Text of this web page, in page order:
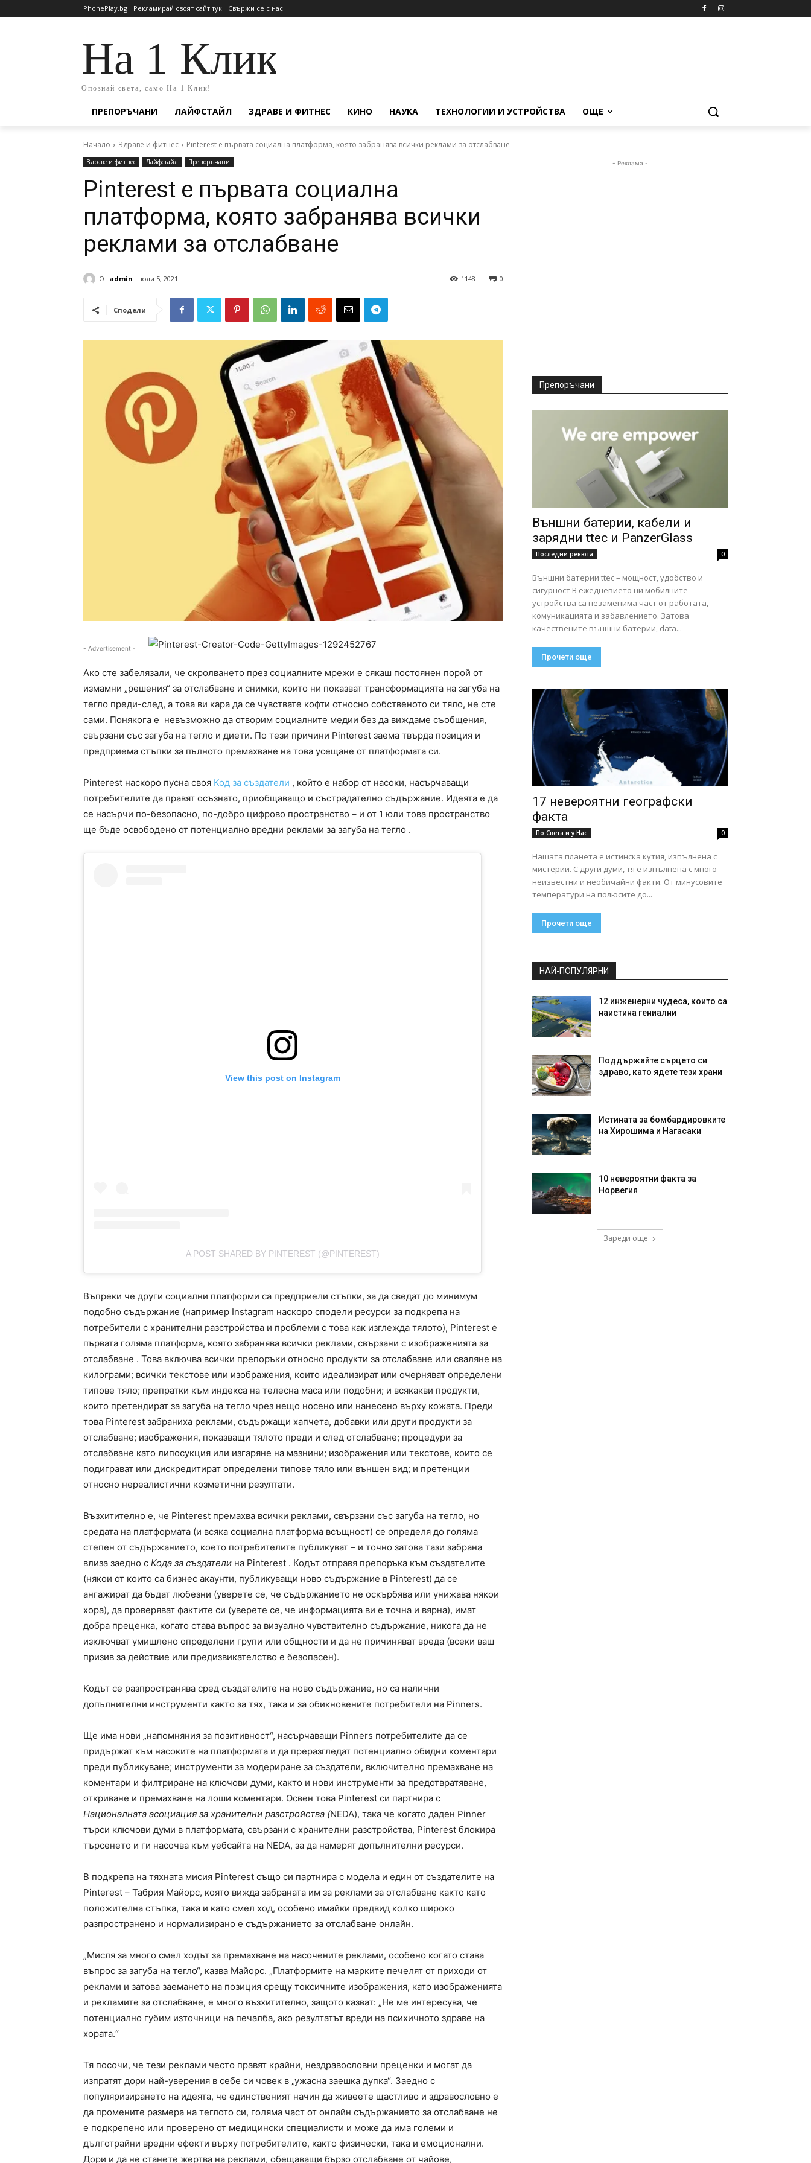
PhonePlay.bg Рекламирай своят сайт тук Свържи се с нас
На 1 Клик
Опознай света, само На 1 Клик!
ПРЕПОРЪЧАНИ ЛАЙФСТАЙЛ ЗДРАВЕ И ФИТНЕС КИНО НАУКА ТЕХНОЛОГИИ И УСТРОЙСТВА ОЩЕ
Начало Здраве и фитнес Pinterest е първата социална платформа, която забранява всички реклами за отслабване
Здраве и фитнес Лайфстайл Препоръчани
Pinterest е първата социална
платформа, която забранява всички
реклами за отслабване
От admin юли 5, 2021 0
1148
Сподели
- Advertisement -
Ако сте забелязали, че скролването през социалните мрежи е сякаш постоянен порой от
измамни „решения“ за отслабване и снимки, които ни показват трансформацията на загуба на
тегло преди-след, а това ви кара да се чувствате кофти относно собственото си тяло, не сте
сами. Понякога е невъзможно да отворим социалните медии без да виждаме съобщения,
свързани със загуба на тегло и диети. По тези причини Pinterest заема твърда позиция и
предприема стъпки за пълното премахване на това усещане от платформата си.
Pinterest наскоро пусна своя Код за създатели , който е набор от насоки, насърчаващи
потребителите да правят осъзнато, приобщаващо и състрадателно съдържание. Идеята е да
се насърчи по-безопасно, по-добро цифрово пространство – и от 1 юли това пространство
ще бъде освободено от потенциално вредни реклами за загуба на тегло .
View this post on Instagram
A POST SHARED BY PINTEREST (@PINTEREST)
Въпреки че други социални платформи са предприели стъпки, за да сведат до минимум
подобно съдържание (например Instagram наскоро сподели ресурси за подкрепа на
потребители с хранителни разстройства и проблеми с това как изглежда тялото), Pinterest е
първата голяма платформа, която забранява всички реклами, свързани с изображенията за
отслабване . Това включва всички препоръки относно продукти за отслабване или сваляне на
килограми; всички текстове или изображения, които идеализират или очерняват определени
типове тяло; препратки към индекса на телесна маса или подобни; и всякакви продукти,
които претендират за загуба на тегло чрез нещо носено или нанесено върху кожата. Преди
това Pinterest забраниха реклами, съдържащи хапчета, добавки или други продукти за
отслабване; изображения, показващи тялото преди и след отслабване; процедури за
отслабване като липосукция или изгаряне на мазнини; изображения или текстове, които се
подиграват или дискредитират определени типове тяло или външен вид; и претенции
относно нереалистични козметични резултати.
Възхитително е, че Pinterest премахва всички реклами, свързани със загуба на тегло, но
средата на платформата (и всяка социална платформа всъщност) се определя до голяма
степен от съдържанието, което потребителите публикуват – и точно затова тази забрана
влиза заедно с Кода за създатели на Pinterest . Кодът отправя препоръка към създателите
(някои от които са бизнес акаунти, публикуващи ново съдържание в Pinterest) да се
ангажират да бъдат любезни (уверете се, че съдържанието не оскърбява или унижава някои
хора), да проверяват фактите си (уверете се, че информацията ви е точна и вярна), имат
добра преценка, когато става въпрос за визуално чувствително съдържание, никога да не
изключват умишлено определени групи или общности и да не причиняват вреда (всеки ваш
призив за действие или предизвикателство е безопасен).
Кодът се разпространява сред създателите на ново съдържание, но са налични
допълнителни инструменти както за тях, така и за обикновените потребители на Pinners.
Ще има нови „напомняния за позитивност“, насърчаващи Pinners потребителите да се
придържат към насоките на платформата и да преразгледат потенциално обидни коментари
преди публикуване; инструменти за модериране за създатели, включително премахване на
коментари и филтриране на ключови думи, както и нови инструменти за предотвратяване,
откриване и премахване на лоши коментари. Освен това Pinterest си партнира с
Националната асоциация за хранителни разстройства (NEDA), така че когато даден Pinner
търси ключови думи в платформата, свързани с хранителни разстройства, Pinterest блокира
търсенето и ги насочва към уебсайта на NEDA, за да намерят допълнителни ресурси.
В подкрепа на тяхната мисия Pinterest също си партнира с модела и един от създателите на
Pinterest – Табрия Майорс, която вижда забраната им за реклами за отслабване както като
положителна стъпка, така и като смел ход, особено имайки предвид колко широко
разпространено и нормализирано е съдържанието за отслабване онлайн.
„Мисля за много смел ходът за премахване на насочените реклами, особено когато става
въпрос за загуба на тегло“, казва Майорс. „Платформите на марките печелят от приходи от
реклами и затова заемането на позиция срещу токсичните изображения, като изображенията
и рекламите за отслабване, е много възхитително, защото казват: „Не ме интересува, че
потенциално губим източници на печалба, ако резултатът вреди на психичното здраве на
хората.“
Тя посочи, че тези реклами често правят крайни, нездравословни преценки и могат да
изпратят дори най-уверения в себе си човек в „ужасна заешка дупка“. Заедно с
популяризирането на идеята, че единственият начин да живеете щастливо и здравословно е
да промените размера на теглото си, голяма част от онлайн съдържанието за отслабване не
е подкрепено или проверено от медицински специалисти и може да има големи и
дълготрайни вредни ефекти върху потребителите, както физически, така и емоционални.
Дори и да не станете жертва на реклами, обещаващи бързо отслабване от чайове,
- Реклама -
Препоръчани
Външни батерии, кабели и
зарядни ttec и PanzerGlass
Последни ревюта 0
Външни батерии ttec – мощност, удобство и
сигурност В ежедневието ни мобилните
устройства са незаменима част от работата,
комуникацията и забавлението. Затова
качествените външни батерии, data...
Прочети още
17 невероятни географски
факта
По Света и у Нас 0
Нашата планета е истинска кутия, изпълнена с
мистерии. С други думи, тя е изпълнена с много
неизвестни и необичайни факти. От минусовите
температури на полюсите до...
Прочети още
НАЙ-ПОПУЛЯРНИ
12 инженерни чудеса, които са
наистина гениални
Поддържайте сърцето си
здраво, като ядете тези храни
Истината за бомбардировките
на Хирошима и Нагасаки
10 невероятни факта за
Норвегия
Зареди още